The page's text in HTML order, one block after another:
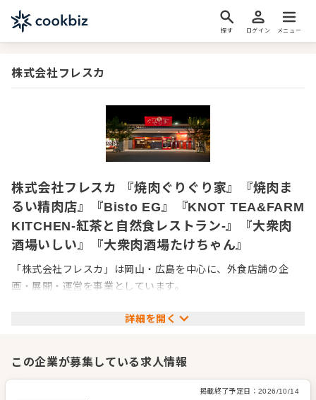
探す ログイン メニュー
株式会社フレスカ
株式会社フレスカ 『焼肉ぐりぐり家』『焼肉ま
るい精肉店』『Bisto EG』『KNOT TEA&FARM
KITCHEN-紅茶と自然食レストラン-』『大衆肉
酒場いしい』『大衆肉酒場たけちゃん』
「株式会社フレスカ」は岡山・広島を中心に、外食店舗の企
画・展開・運営を事業としています。
業態の出店や既存ブランドの多店舗展開を進めています！
『焼肉ぐりぐり家』
ファミリー、ビジネス、学生といったお客さまを軸として、焼
肉のオーダーバイキングとして展開している、フレスカのメイ
詳細を開く
この企業が募集している求人情報
掲載終了予定日： 2026/10/14